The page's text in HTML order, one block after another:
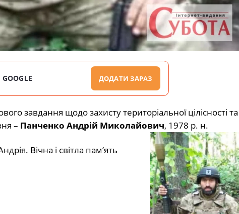
ДОДАТИ ЗАРАЗ
завдання щодо захисту територіальної цілісності та
– Панченко Андрій Миколайович, 1978 р. н.
Вічна і світла пам’ять